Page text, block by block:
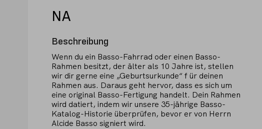
NA
Beschreibung
Wenn du ein Basso-Fahrrad oder einen Basso-
Rahmen besitzt, der älter als 10 Jahre ist, stellen
wir dir gerne eine „Geburtsurkunde“ f ür deinen
Rahmen aus. Daraus geht hervor, dass es sich um
eine original Basso-Fertigung handelt. Dein Rahmen
wird datiert, indem wir unsere 35-jährige Basso-
Katalog-Historie überprüfen, bevor er von Herrn
Alcide Basso signiert wird.